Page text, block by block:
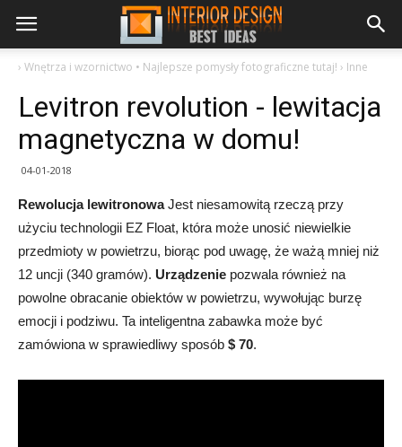
› Wnętrza i wzornictwo • Najlepsze pomysły fotograficzne tutaj! › Inne
Levitron revolution - lewitacja
magnetyczna w domu!
04-01-2018
Rewolucja lewitronowaJest niesamowitą rzeczą przy
użyciu technologii EZ Float, która może unosić niewielkie
przedmioty w powietrzu, biorąc pod uwagę, że ważą mniej niż
12 uncji (340 gramów). Urządzenie pozwala również na
powolne obracanie obiektów w powietrzu, wywołując burzę
emocji i podziwu. Ta inteligentna zabawka może być
zamówiona w sprawiedliwy sposób $ 70.